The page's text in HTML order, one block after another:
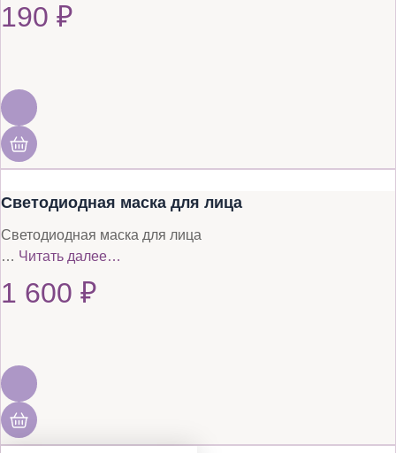
190 ₽
Светодиодная маска для лица
Светодиодная маска для лица
… Читать далее…
1 600 ₽